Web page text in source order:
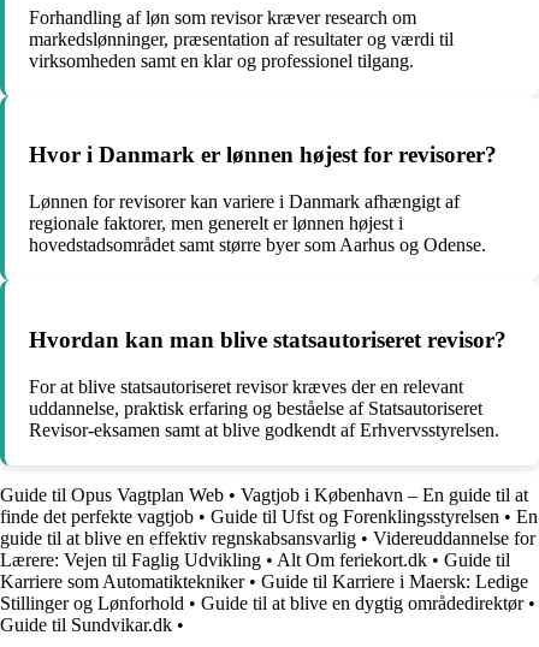
Forhandling af løn som revisor kræver research om
markedslønninger, præsentation af resultater og værdi til
virksomheden samt en klar og professionel tilgang.
Hvor i Danmark er lønnen højest for revisorer?
Lønnen for revisorer kan variere i Danmark afhængigt af
regionale faktorer, men generelt er lønnen højest i
hovedstadsområdet samt større byer som Aarhus og Odense.
Hvordan kan man blive statsautoriseret revisor?
For at blive statsautoriseret revisor kræves der en relevant
uddannelse, praktisk erfaring og beståelse af Statsautoriseret
Revisor-eksamen samt at blive godkendt af Erhvervsstyrelsen.
Guide til Opus Vagtplan Web • Vagtjob i København – En guide til at
finde det perfekte vagtjob • Guide til Ufst og Forenklingsstyrelsen • En
guide til at blive en effektiv regnskabsansvarlig • Videreuddannelse for
Lærere: Vejen til Faglig Udvikling • Alt Om feriekort.dk • Guide til
Karriere som Automatiktekniker• Guide til Karriere i Maersk: Ledige
Stillinger og Lønforhold • Guide til at blive en dygtig områdedirektør•
Guide til Sundvikar.dk •